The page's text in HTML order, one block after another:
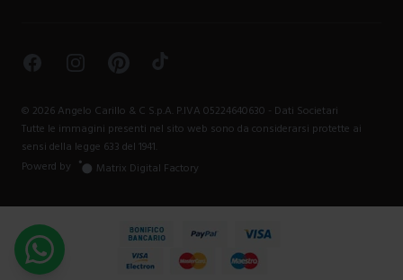
FacebookInstagramPinterestTikTok
© 2026 Angelo Carillo & C S.p.A. P.IVA 05224640630 - Dati Societari
Tutte le immagini presenti nel sito web sono da considerarsi protette ai
sensi della legge 633 del 1941.
Powerd by
Matrix Digital Factory